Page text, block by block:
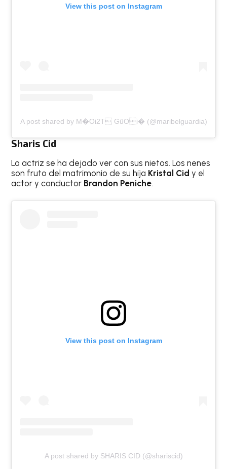
View this post on Instagram
A post shared by M�Oi2T GűOi� (@maribelguardia)
Sharis Cid
La actriz se ha dejado ver con sus nietos. Los nenes
son fruto del matrimonio de su hija Kristal Cidy el
actor y conductor Brandon Peniche.
View this post on Instagram
A post shared by SHARIS CID (@shariscid)